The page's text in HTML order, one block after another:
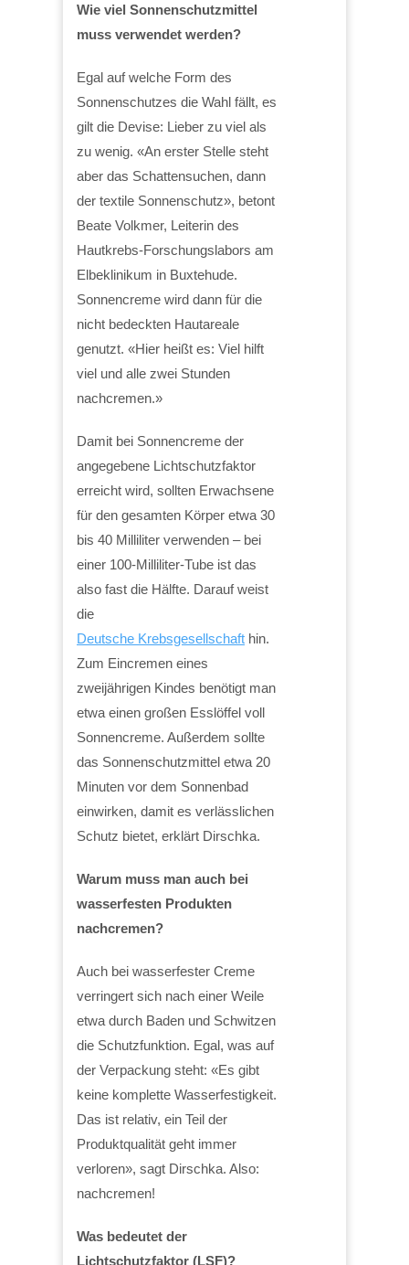
Wie viel Sonnenschutzmittel
muss verwendet werden?
Egal auf welche Form des
Sonnenschutzes die Wahl fällt, es
gilt die Devise: Lieber zu viel als
zu wenig. «An erster Stelle steht
aber das Schattensuchen, dann
der textile Sonnenschutz», betont
Beate Volkmer, Leiterin des
Hautkrebs-Forschungslabors am
Elbeklinikum in Buxtehude.
Sonnencreme wird dann für die
nicht bedeckten Hautareale
genutzt. «Hier heißt es: Viel hilft
viel und alle zwei Stunden
nachcremen.»
Damit bei Sonnencreme der
angegebene Lichtschutzfaktor
erreicht wird, sollten Erwachsene
für den gesamten Körper etwa 30
bis 40 Milliliter verwenden – bei
einer 100-Milliliter-Tube ist das
also fast die Hälfte. Darauf weist
die
Deutsche Krebsgesellschaft hin.
Zum Eincremen eines
zweijährigen Kindes benötigt man
etwa einen großen Esslöffel voll
Sonnencreme. Außerdem sollte
das Sonnenschutzmittel etwa 20
Minuten vor dem Sonnenbad
einwirken, damit es verlässlichen
Schutz bietet, erklärt Dirschka.
Warum muss man auch bei
wasserfesten Produkten
nachcremen?
Auch bei wasserfester Creme
verringert sich nach einer Weile
etwa durch Baden und Schwitzen
die Schutzfunktion. Egal, was auf
der Verpackung steht: «Es gibt
keine komplette Wasserfestigkeit.
Das ist relativ, ein Teil der
Produktqualität geht immer
verloren», sagt Dirschka. Also:
nachcremen!
Was bedeutet der
Lichtschutzfaktor (LSF)?